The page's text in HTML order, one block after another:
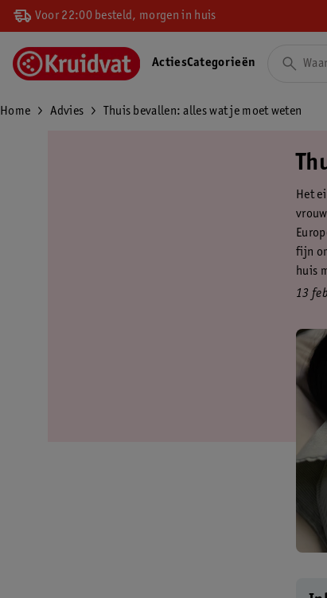
Voor 22:00 besteld, morgen in huis
ActiesCategorieën
Home Advies Thuis bevallen: alles wat je moet weten
Het
fijn
huis
13